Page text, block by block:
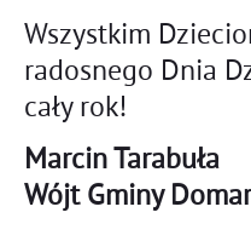
Wszystkim
radosnego Dnia
cały rok!
Marcin Tarabuła
Wójt Gminy